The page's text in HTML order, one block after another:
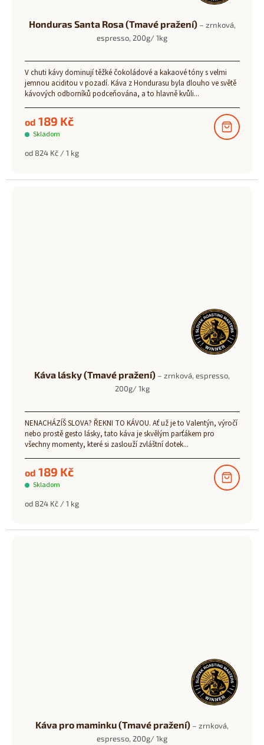
Honduras Santa Rosa (Tmavé pražení) – zrnková,
espresso, 200g/ 1kg
Skladom
od 189 Kč
Měrná
od 824 Kč / 1 kg
V chuti kávy dominují těžké čokoládové a kakaové tóny s velmi
jemnou aciditou v pozadí. Káva z Hondurasu byla dlouho ve světě
kávových odborníků podceňována, a to hlavně kvůli...
Káva lásky (Tmavé pražení) – zrnková, espresso,
200g/ 1kg
Skladom
od 189 Kč
Měrná
od 824 Kč / 1 kg
NENACHÁZÍŠ SLOVA? ŘEKNI TO KÁVOU. Ať už je to Valentýn, výročí
nebo prostě gesto lásky, tato káva je skvělým parťákem pro
všechny momenty, které si zaslouží zvláštní dotek...
Káva pro maminku (Tmavé pražení) – zrnková,
espresso, 200g/ 1kg